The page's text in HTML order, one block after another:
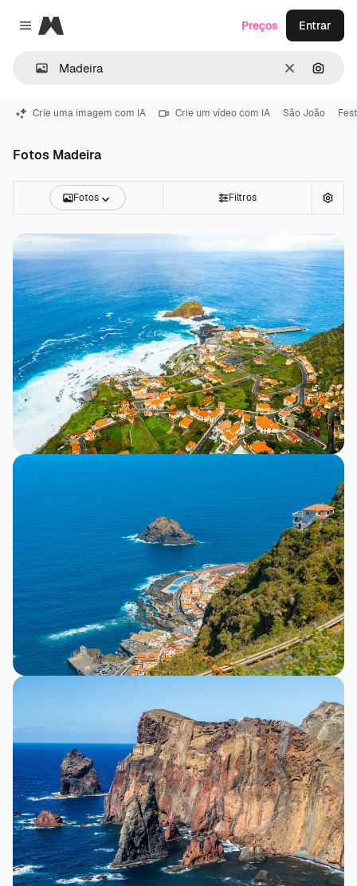
Close menu
Magnific
Limpar
Preços Entrar
Crie uma imagem com IA Crie um vídeo com IA São João
Fotos Madeira
Fotos Filtros